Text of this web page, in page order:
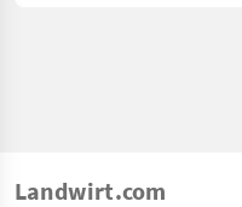
Landwirt.com